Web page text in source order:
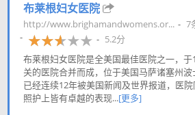
布莱根妇女医院
http://www.brighamandwomens.or...
7
5.2分
布莱根妇女医院是全美国最佳医院之一，
关的医院合并而成，位于美国马萨诸塞州
已经连续12年被美国新闻及世界报道，医
照护上皆有卓越的表现...[更多]